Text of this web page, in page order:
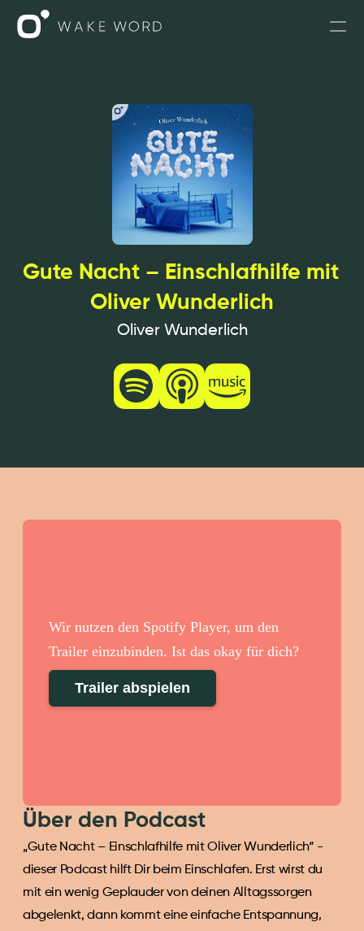
Podcasts für Unternehmen
Leistungen
PODIUS
SPRICH MIT UNS
Gute Nacht – Einschlafhilfe mit
Oliver Wunderlich
Oliver Wunderlich
Wir nutzen den Spotify Player, um den
Trailer einzubinden. Ist das okay für dich?
Trailer abspielen
Über den Podcast
„Gute Nacht – Einschlafhilfe mit Oliver Wunderlich“ -
dieser Podcast hilft Dir beim Einschlafen. Erst wirst du
mit ein wenig Geplauder von deinen Alltagssorgen
abgelenkt, dann kommt eine einfache Entspannung,